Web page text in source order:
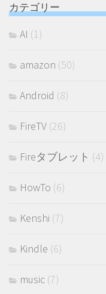
カテゴリー
AI (1)
amazon (50)
Android (8)
FireTV (26)
Fireタブレット (4)
HowTo (6)
Kenshi (7)
Kindle (6)
music (7)